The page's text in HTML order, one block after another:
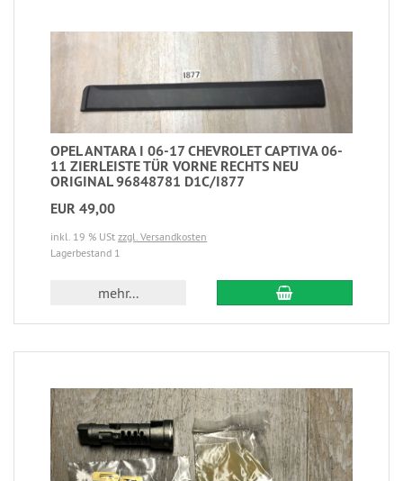
OPEL ANTARA I 06-17 CHEVROLET CAPTIVA 06-
11 ZIERLEISTE TÜR VORNE RECHTS NEU
ORIGINAL 96848781 D1C/I877
EUR 49,00
inkl. 19 % USt zzgl. Versandkosten
Lagerbestand 1
mehr...